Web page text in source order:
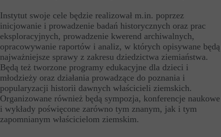
Instytut swoje cele będzie realizował m.in. poprzez
inicjowanie i prowadzenie badań historycznych oraz prac
eksploracyjnych, prowadzenie kwerend archiwalnych,
opracowywanie raportów i analiz, w których opisywane będą
najważniejsze sprawy z zakresu dziedzictwa ziemiaństwa.
Będą też tworzone programy edukacyjne dla dzieci i
młodzieży oraz działania prowadzące do poznania i
popularyzacji historii dawnych właścicieli ziemskich.
Organizowane również będą sympozja, konferencje naukowe
i wykłady poświęcone zarówno tym znanym, jak i tym
zapomnianym właścicielom ziemskim.